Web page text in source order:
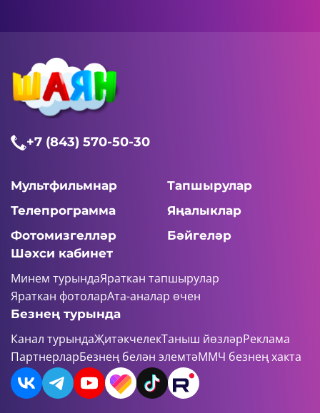
+7 (843) 570-50-30
Мультфильмнар
Тапшырулар
Телепрограмма
Яңалыклар
Фотомизгелләр
Бәйгеләр
Шәхси кабинет
Минем турындаЯраткан тапшырулар
Яраткан фотоларАта-аналар өчен
Безнең турында
Канал турындаҖитәкчелекТаныш йөзләрРеклама
ПартнерларБезнең белән элемтәММЧ безнең хакта